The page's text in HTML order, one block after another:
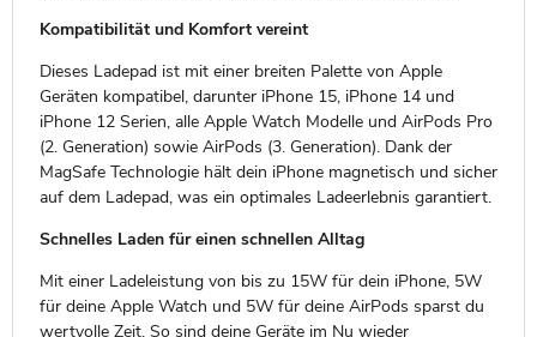
Kompatibilität und Komfort vereint
Dieses Ladepad ist mit einer breiten Palette von Apple
Geräten kompatibel, darunter iPhone 15, iPhone 14 und
iPhone 12 Serien, alle Apple Watch Modelle und AirPods Pro
(2. Generation) sowie AirPods (3. Generation). Dank der
MagSafe Technologie hält dein iPhone magnetisch und sicher
auf dem Ladepad, was ein optimales Ladeerlebnis garantiert.
Schnelles Laden für einen schnellen Alltag
Mit einer Ladeleistung von bis zu 15W für dein iPhone, 5W
für deine Apple Watch und 5W für deine AirPods sparst du
wertvolle Zeit. So sind deine Geräte im Nu wieder